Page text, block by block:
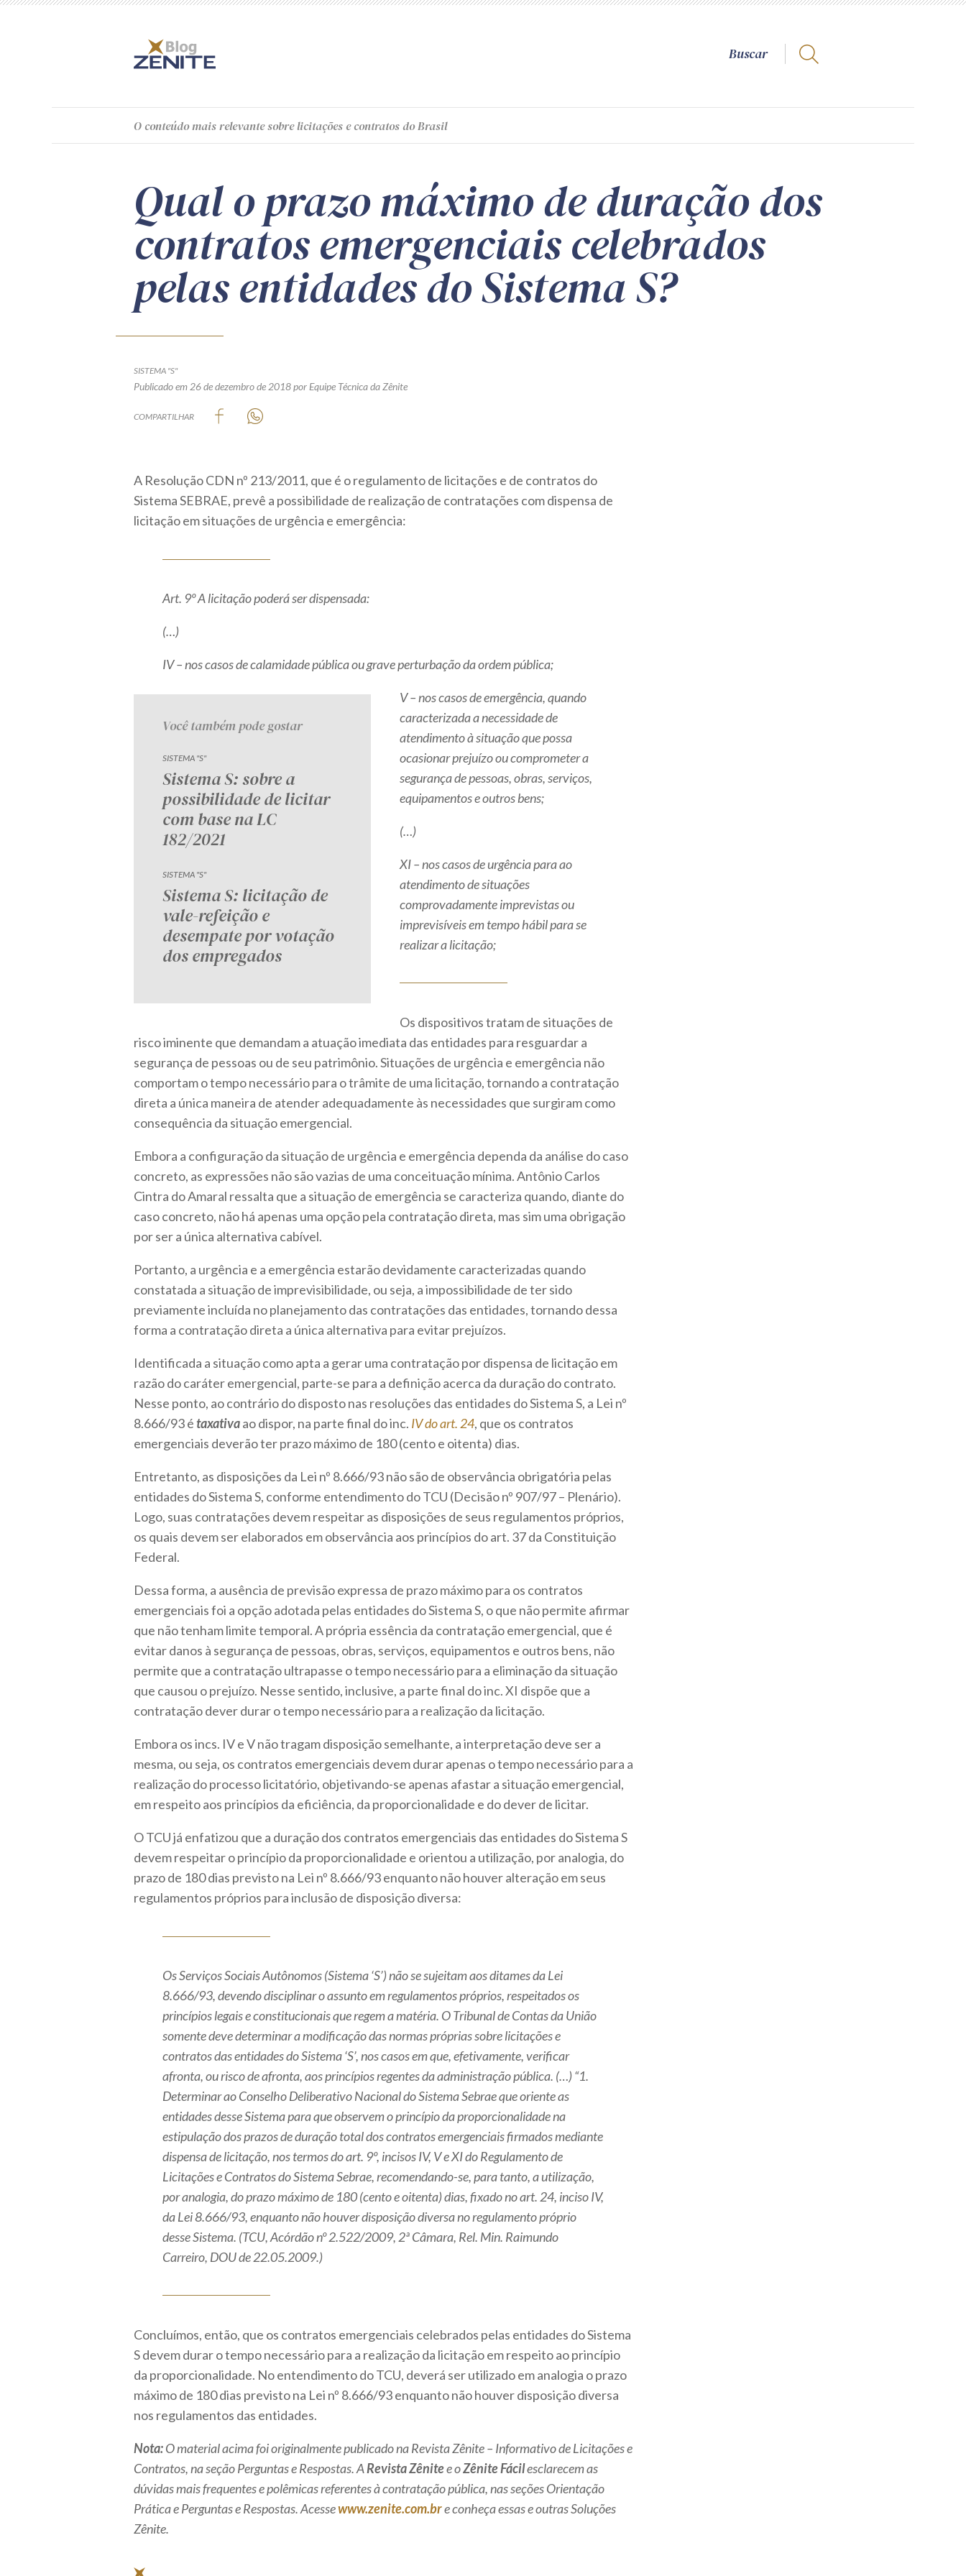
O conteúdomais relevante sobre licitações e contratos do Brasil
Qual o prazo máximo de duração dos
contratos emergenciais celebrados
pelas entidades do Sistema S?
SISTEMA "S"
Publicado em 26 de dezembro de 2018por Equipe Técnica da Zênite
COMPARTILHAR
A Resolução CDN nº 213/2011, que é o regulamento de licitações e de contratos do
Sistema SEBRAE, prevê a possibilidade de realização de contratações com dispensa de
licitação em situações de urgência e emergência:
Art. 9º A licitação poderá ser dispensada:
(…)
IV – nos casos de calamidade pública ou grave perturbação da ordem pública;
Você também pode gostar
SISTEMA "S"
Sistema S: sobre a
possibilidade de licitar
com base na LC
182/2021
SISTEMA "S"
Sistema S: licitação de
vale-refeição e
desempate por votação
dos empregados
V – nos casos de emergência, quando
caracterizada a necessidade de
atendimento à situação que possa
ocasionar prejuízo ou comprometer a
segurança de pessoas, obras, serviços,
equipamentos e outros bens;
(…)
XI – nos casos de urgência para ao
atendimento de situações
comprovadamente imprevistas ou
imprevisíveis em tempo hábil para se
realizar a licitação;
Os dispositivos tratam de situações de
risco iminente que demandam a atuação imediata das entidades para resguardar a
segurança de pessoas ou de seu patrimônio. Situações de urgência e emergência não
comportam o tempo necessário para o trâmite de uma licitação, tornando a contratação
direta a única maneira de atender adequadamente às necessidades que surgiram como
consequência da situação emergencial.
Embora a configuração da situação de urgência e emergência dependa da análise do caso
concreto, as expressões não são vazias de uma conceituação mínima. Antônio Carlos
Cintra do Amaral ressalta que a situação de emergência se caracteriza quando, diante do
caso concreto, não há apenas uma opção pela contratação direta, mas sim uma obrigação
por ser a única alternativa cabível.
Portanto, a urgência e a emergência estarão devidamente caracterizadas quando
constatada a situação de imprevisibilidade, ou seja, a impossibilidade de ter sido
previamente incluída no planejamento das contratações das entidades, tornando dessa
forma a contratação direta a única alternativa para evitar prejuízos.
Identificada a situação como apta a gerar uma contratação por dispensa de licitação em
razão do caráter emergencial, parte-se para a definição acerca da duração do contrato.
Nesse ponto, ao contrário do disposto nas resoluções das entidades do Sistema S, a Lei nº
8.666/93 é taxativaao dispor, na parte final do inc. IV do art. 24, que os contratos
emergenciais deverão ter prazo máximo de 180 (cento e oitenta) dias.
Entretanto, as disposições da Lei nº 8.666/93 não são de observância obrigatória pelas
entidades do Sistema S, conforme entendimento do TCU (Decisão nº 907/97 – Plenário).
Logo, suas contratações devem respeitar as disposições de seus regulamentos próprios,
os quais devem ser elaborados em observância aos princípios do art. 37 da Constituição
Federal.
Dessa forma, a ausência de previsão expressa de prazo máximo para os contratos
emergenciais foi a opção adotada pelas entidades do Sistema S, o que não permite afirmar
que não tenham limite temporal. A própria essência da contratação emergencial, que é
evitar danos à segurança de pessoas, obras, serviços, equipamentos e outros bens, não
permite que a contratação ultrapasse o tempo necessário para a eliminação da situação
que causou o prejuízo. Nesse sentido, inclusive, a parte final do inc. XI dispõe que a
contratação dever durar o tempo necessário para a realização da licitação.
Embora os incs. IV e V não tragam disposição semelhante, a interpretação deve ser a
mesma, ou seja, os contratos emergenciais devem durar apenas o tempo necessário para a
realização do processo licitatório, objetivando-se apenas afastar a situação emergencial,
em respeito aos princípios da eficiência, da proporcionalidade e do dever de licitar.
O TCU já enfatizou que a duração dos contratos emergenciais das entidades do Sistema S
devem respeitar o princípio da proporcionalidade e orientou a utilização, por analogia, do
prazo de 180 dias previsto na Lei nº 8.666/93 enquanto não houver alteração em seus
regulamentos próprios para inclusão de disposição diversa:
Os Serviços Sociais Autônomos (Sistema ‘S’) não se sujeitam aos ditames da Lei
8.666/93, devendo disciplinar o assunto em regulamentos próprios, respeitados os
princípios legais e constitucionais que regem a matéria. O Tribunal de Contas da União
somente deve determinar a modificação das normas próprias sobre licitações e
contratos das entidades do Sistema ‘S’, nos casos em que, efetivamente, verificar
afronta, ou risco de afronta, aos princípios regentes da administração pública. (…) “1.
Determinar ao Conselho Deliberativo Nacional do Sistema Sebrae que oriente as
entidades desse Sistema para que observem o princípio da proporcionalidade na
estipulação dos prazos de duração total dos contratos emergenciais firmados mediante
dispensa de licitação, nos termos do art. 9º, incisos IV, V e XI do Regulamento de
Licitações e Contratos do Sistema Sebrae, recomendando-se, para tanto, a utilização,
por analogia, do prazo máximo de 180 (cento e oitenta) dias, fixado no art. 24, inciso IV,
da Lei 8.666/93, enquanto não houver disposição diversa no regulamento próprio
desse Sistema. (TCU, Acórdão nº 2.522/2009, 2ª Câmara, Rel. Min. Raimundo
Carreiro, DOU de 22.05.2009.)
Concluímos, então, que os contratos emergenciais celebrados pelas entidades do Sistema
S devem durar o tempo necessário para a realização da licitação em respeito ao princípio
da proporcionalidade. No entendimento do TCU, deverá ser utilizado em analogia o prazo
máximo de 180 dias previsto na Lei nº 8.666/93 enquanto não houver disposição diversa
nos regulamentos das entidades.
Nota:O material acima foi originalmente publicado na Revista Zênite – Informativo de Licitações e
Contratos, na seção Perguntas e Respostas. ARevista Zênitee oZênite Fácilesclarecem as
dúvidas mais frequentes e polêmicas referentes à contratação pública, nas seções Orientação
Prática e Perguntas e Respostas. Acessewww.zenite.com.bre conheça essas e outras Soluções
Zênite.